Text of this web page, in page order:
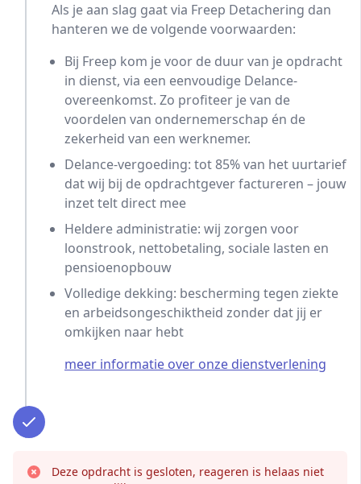
Als je aan slag gaat via Freep Detachering dan
hanteren we de volgende voorwaarden:
Bij Freep kom je voor de duur van je opdracht
in dienst, via een eenvoudige Delance-
overeenkomst. Zo profiteer je van de
voordelen van ondernemerschap én de
zekerheid van een werknemer.
Delance-vergoeding: tot 85% van het uurtarief
dat wij bij de opdrachtgever factureren – jouw
inzet telt direct mee
Heldere administratie: wij zorgen voor
loonstrook, nettobetaling, sociale lasten en
pensioenopbouw
Volledige dekking: bescherming tegen ziekte
en arbeidsongeschiktheid zonder dat jij er
omkijken naar hebt
meer informatie over onze dienstverlening
Deze opdracht is gesloten, reageren is helaas niet